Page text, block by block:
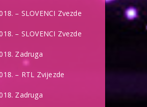
– SLOVENCI Zvezde
– SLOVENCI Zvezde
Zadruga
– RTL Zvijezde
Zadruga